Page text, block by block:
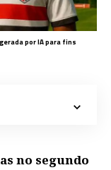
por IA para fins
no segundo